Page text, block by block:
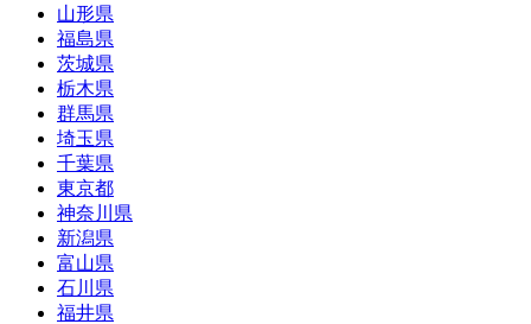
山形県
福島県
茨城県
栃木県
群馬県
埼玉県
千葉県
東京都
神奈川県
新潟県
富山県
石川県
福井県